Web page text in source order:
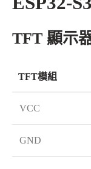
TFT 顯示
TFT模組
VCC
GND